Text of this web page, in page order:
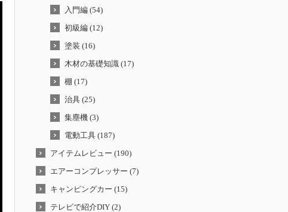
入門編 (54)
初級編 (12)
塗装 (16)
木材の基礎知識 (17)
棚 (17)
治具 (25)
集塵機 (3)
電動工具 (187)
アイテムレビュー (190)
エアーコンプレッサー (7)
キャンピングカー (15)
テレビで紹介DIY (2)